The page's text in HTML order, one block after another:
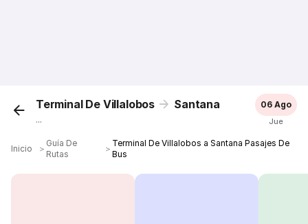
Terminal De Villalobos Santana
...
06 Ago
Jue
Inicio ＞
Guía De
Rutas
＞
Terminal De Villalobos a Santana Pasajes De
Bus